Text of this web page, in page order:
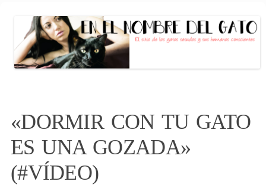
El sitio de las personas con gato (s)
conscientes
contenido
«DORMIR CON TU GATO
ES UNA GOZADA»
(#VÍDEO)